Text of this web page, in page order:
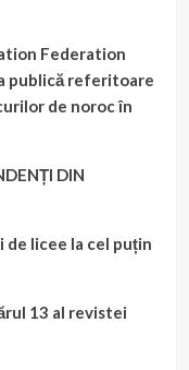
Federation
publică referitoare
de noroc în
DIN
de licee la cel puțin
13 al revistei